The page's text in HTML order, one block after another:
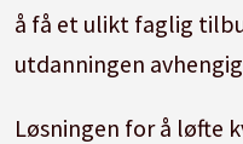
å få et ulikt faglig
utdanningen
Løsningen for å løfte